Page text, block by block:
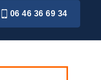
06 46 36 69 34